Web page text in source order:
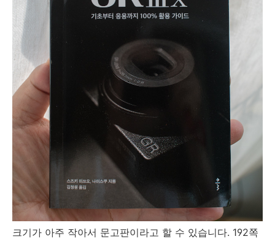
크기가 아주 작아서 문고판이라고 할 수 있습니다. 192쪽